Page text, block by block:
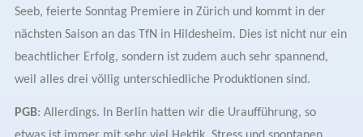
Seeb, feierte Sonntag Premiere in Zürich und kommt in der
nächsten Saison an das TfN in Hildesheim. Dies ist nicht nur ein
beachtlicher Erfolg, sondern ist zudem auch sehr spannend,
weil alles drei völlig unterschiedliche Produktionen sind.
PGB: Allerdings. In Berlin hatten wir die Uraufführung, so